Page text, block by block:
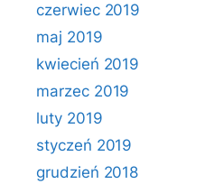
czerwiec 2019
maj 2019
kwiecień 2019
marzec 2019
luty 2019
styczeń 2019
grudzień 2018